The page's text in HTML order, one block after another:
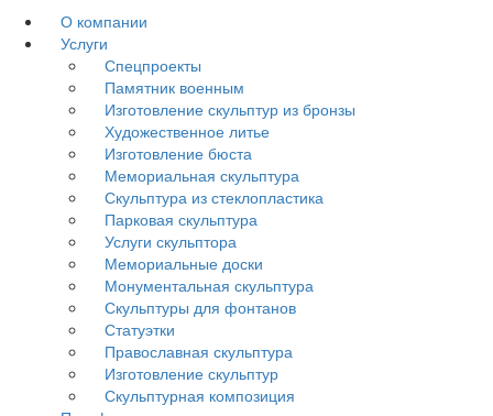
О компании
Услуги
Спецпроекты
Памятник военным
Изготовление скульптур из бронзы
Художественное литье
Изготовление бюста
Мемориальная скульптура
Скульптура из стеклопластика
Парковая скульптура
Услуги скульптора
Мемориальные доски
Монументальная скульптура
Скульптуры для фонтанов
Статуэтки
Православная скульптура
Изготовление скульптур
Скульптурная композиция